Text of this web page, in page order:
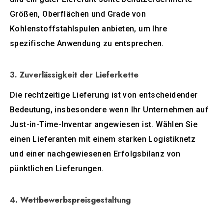
Größen, Oberflächen und Grade von
Kohlenstoffstahlspulen anbieten, um Ihre
spezifische Anwendung zu entsprechen.
3. Zuverlässigkeit der Lieferkette
Die rechtzeitige Lieferung ist von entscheidender
Bedeutung, insbesondere wenn Ihr Unternehmen auf
Just-in-Time-Inventar angewiesen ist. Wählen Sie
einen Lieferanten mit einem starken Logistiknetz
und einer nachgewiesenen Erfolgsbilanz von
pünktlichen Lieferungen.
4. Wettbewerbspreisgestaltung